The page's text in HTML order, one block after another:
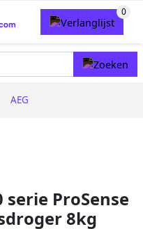
AEG
serie ProSense
8kg